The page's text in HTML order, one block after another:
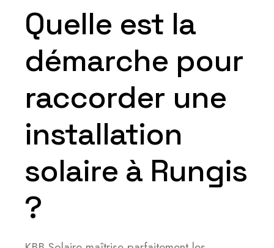
Quelle est la
démarche pour
raccorder une
installation
solaire à Rungis
?